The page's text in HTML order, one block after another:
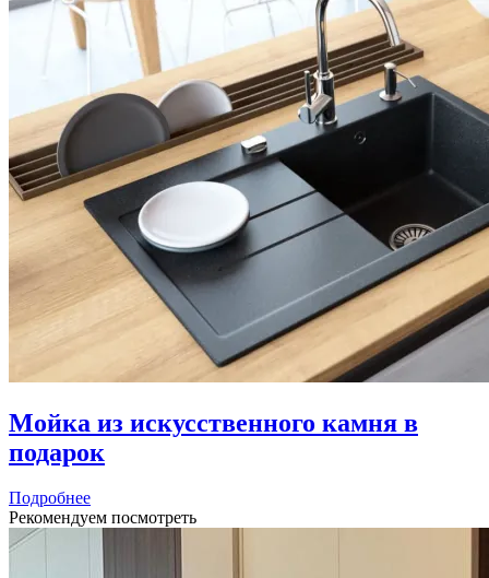
Мойка из искусственного камня в
подарок
Подробнее
Рекомендуем посмотреть